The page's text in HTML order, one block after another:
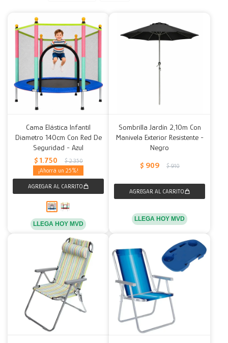
Cama Elástica Infantil
Diametro 140cm Con Red De
Seguridad - Azul
$ 1.750 $ 2.350
25
LLEGA HOY MVD
Sombrilla Jardín 2,10m Con
Manivela Exterior Resistente -
Negro
$ 909 $ 910
LLEGA HOY MVD
Mesas
Calefactores
Acolchados y Frazadas
Fundas
Decoración
Accesorios para el hogar
Accesorios
Muebles Infantiles